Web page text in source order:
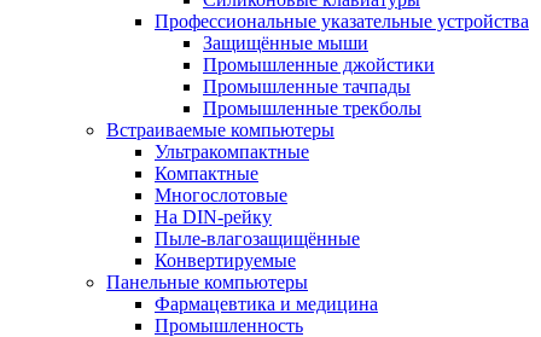
Профессиональные указательные устройства
Защищённые мыши
Промышленные джойстики
Промышленные тачпады
Промышленные трекболы
Встраиваемые компьютеры
Ультракомпактные
Компактные
Многослотовые
На DIN-рейку
Пыле-влагозащищённые
Конвертируемые
Панельные компьютеры
Фармацевтика и медицина
Промышленность